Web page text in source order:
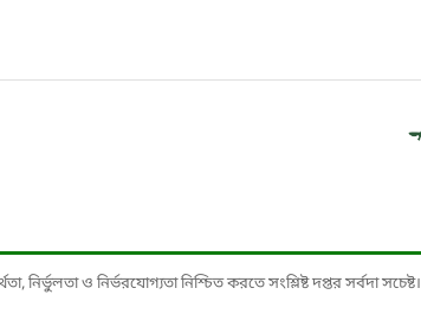
ও নির্ভরযোগ্যতা নিশ্চিত করতে সংশ্লিষ্ট দপ্তর সর্বদা সচেষ্ট।